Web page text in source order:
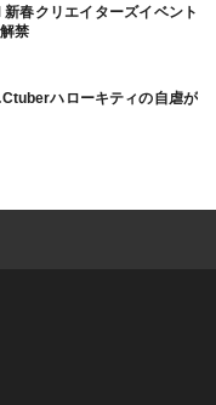
新春クリエイターズイベント
禁
ハローキティの自虐が